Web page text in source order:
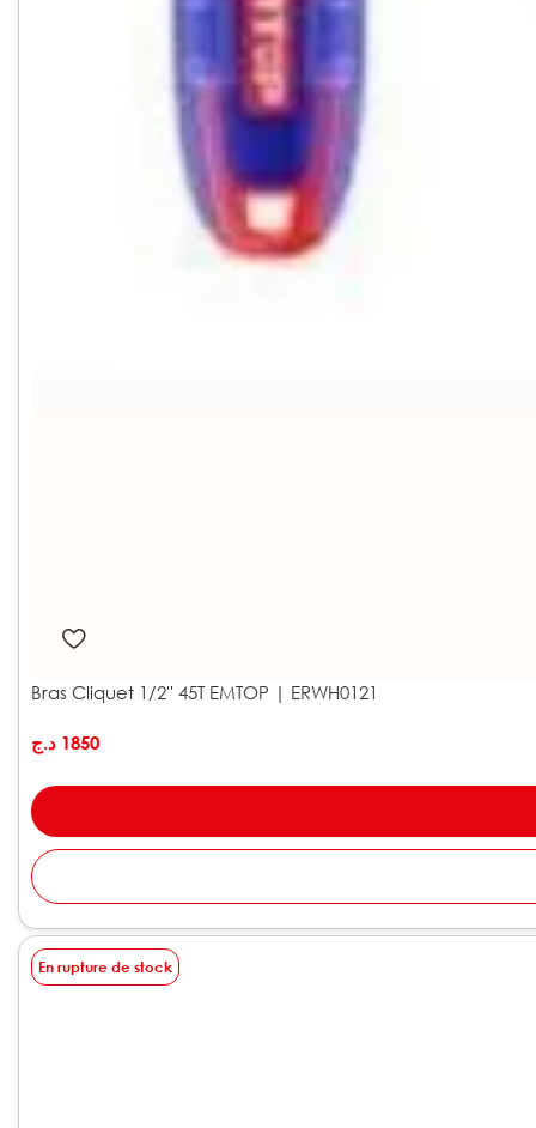
Bras Cliquet 1/2'' 45T EMTOP | ERWH0121
1850 د.ج
En rupture de stock